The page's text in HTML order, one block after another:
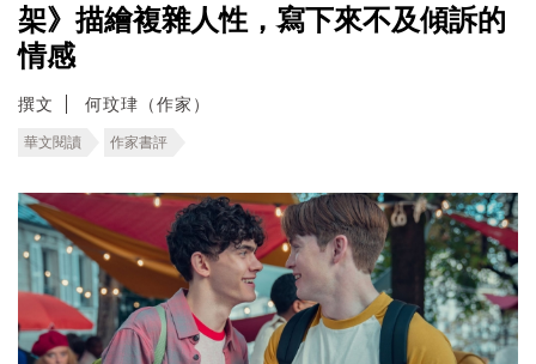
架》描繪複雜人性，寫下來不及傾訴的
情感
撰文 何玟珒（作家）
華文閱讀 作家書評